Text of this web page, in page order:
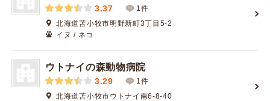
3.37
1件
北海道苫小牧市明野新町3丁目5-2
イヌ / ネコ
ウトナイの森動物病院
3.29
1件
北海道苫小牧市ウトナイ南6-8-40